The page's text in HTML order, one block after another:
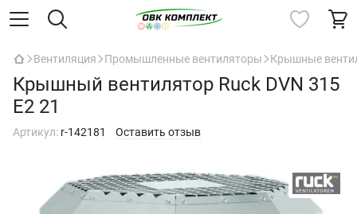
Вентиляция Промышленные вентиляторы Крышные
Крышный вентилятор Ruck DVN 315
E2 21
Артикул: r-142181 Оставить отзыв